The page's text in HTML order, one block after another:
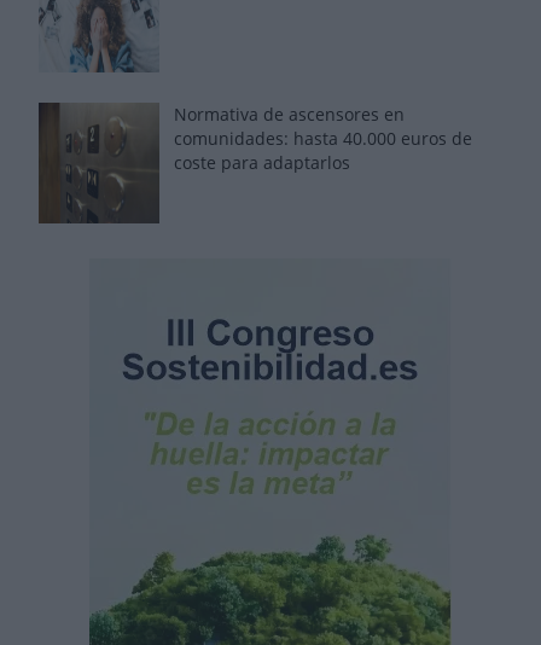
Normativa de ascensores en
comunidades: hasta 40.000 euros de
coste para adaptarlos